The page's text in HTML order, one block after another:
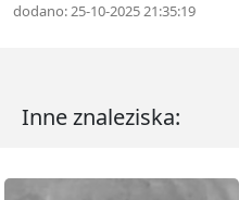
dodano: 25-10-2025 21:35:19
Inne znaleziska: